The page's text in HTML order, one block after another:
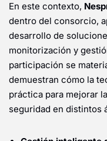
En este contexto,
dentro del consorcio,
desarrollo de
monitorización y
participación se
demuestran cómo la
práctica para mejorar
seguridad en distintos